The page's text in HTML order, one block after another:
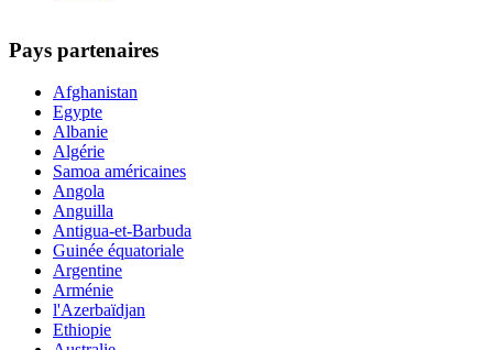
Pays partenaires
Afghanistan
Egypte
Albanie
Algérie
Samoa américaines
Angola
Anguilla
Antigua-et-Barbuda
Guinée équatoriale
Argentine
Arménie
l'Azerbaïdjan
Ethiopie